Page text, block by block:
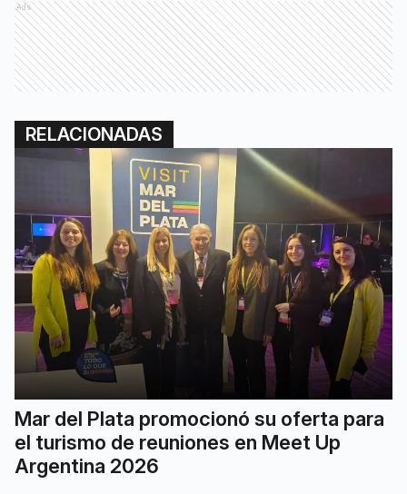
Ads
RELACIONADAS
Mar del Plata promocionó su oferta para
el turismo de reuniones en Meet Up
Argentina 2026